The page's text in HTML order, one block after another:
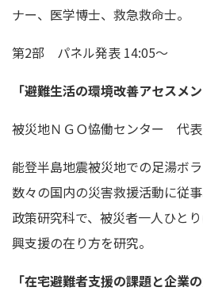
ナー、医学博士、救急救命士。
第2部 パネル発表 14:05～
「避難生活の環境改善アセスメン
被災地ＮＧＯ恊働センター 代
能登半島地震被災地での足湯ボ
数々の国内の災害救援活動に従
政策研究科で、被災者一人ひと
興支援の在り方を研究。
「在宅避難者支援の課題と企業の